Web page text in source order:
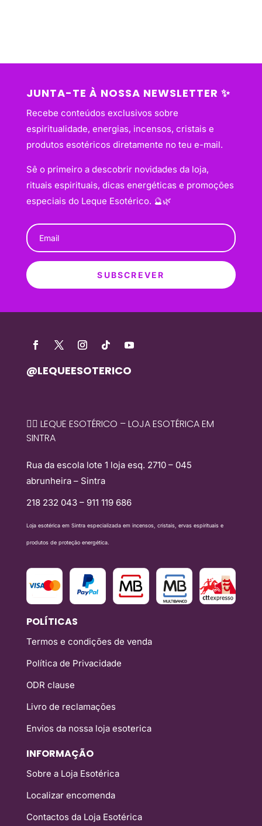
JUNTA-TE À NOSSA NEWSLETTER ✨
Recebe conteúdos exclusivos sobre
espiritualidade, energias, incensos, cristais e
produtos esotéricos diretamente no teu e-mail.
Sê o primeiro a descobrir novidades da loja,
rituais espirituais, dicas energéticas e promoções
especiais do Leque Esotérico. 🔮🌿
SUBSCREVER
@LEQUEESOTERICO
🧙‍♀️ LEQUE ESOTÉRICO – LOJA ESOTÉRICA EM
SINTRA
Rua da escola lote 1 loja esq. 2710 – 045
abrunheira – Sintra
218 232 043 – 911 119 686
Loja esotérica em Sintra especializada em incensos, cristais, ervas espirituais e
produtos de proteção energética.
POLÍTICAS
Termos e condições de venda
Política de Privacidade
ODR clause
Livro de reclamações
Envios da nossa loja esoterica
INFORMAÇÃO
Sobre a Loja Esotérica
Localizar encomenda
Contactos da Loja Esotérica